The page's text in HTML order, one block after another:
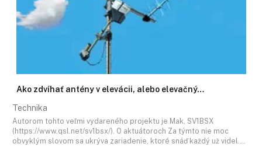
Ako zdvíhať antény v elevácii, alebo elevačný…
Technika
Autorom tohto veľmi vydareného projektu je Mak, SV1BSX
(https://www.qsl.net/sv1bsx/). O aktuátoroch Za týmto nie moc
obvyklým slovom sa ukrýva zariadenie, ktoré snáď každý už videl.…